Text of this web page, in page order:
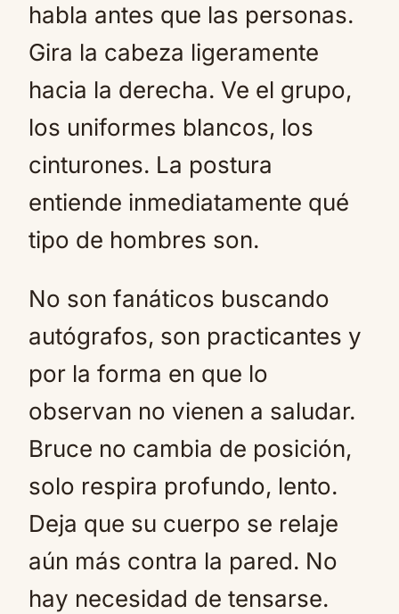
habla antes que las personas.
Gira la cabeza ligeramente
hacia la derecha. Ve el grupo,
los uniformes blancos, los
cinturones. La postura
entiende inmediatamente qué
tipo de hombres son.
No son fanáticos buscando
autógrafos, son practicantes y
por la forma en que lo
observan no vienen a saludar.
Bruce no cambia de posición,
solo respira profundo, lento.
Deja que su cuerpo se relaje
aún más contra la pared. No
hay necesidad de tensarse.